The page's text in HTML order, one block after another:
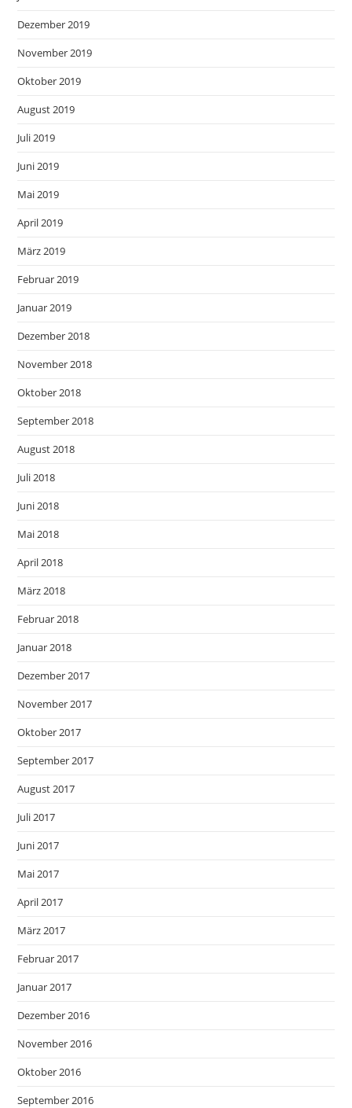
Dezember 2019
November 2019
Oktober 2019
August 2019
Juli 2019
Juni 2019
Mai 2019
April 2019
März 2019
Februar 2019
Januar 2019
Dezember 2018
November 2018
Oktober 2018
September 2018
August 2018
Juli 2018
Juni 2018
Mai 2018
April 2018
März 2018
Februar 2018
Januar 2018
Dezember 2017
November 2017
Oktober 2017
September 2017
August 2017
Juli 2017
Juni 2017
Mai 2017
April 2017
März 2017
Februar 2017
Januar 2017
Dezember 2016
November 2016
Oktober 2016
September 2016